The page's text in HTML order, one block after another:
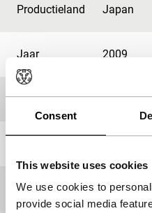
Consent
This website uses cookies
We use cookies to
provide social media
Productieland Japan
Jaar 2009
Festivaleditie IFFR 2010
Medium/Formaat35mm